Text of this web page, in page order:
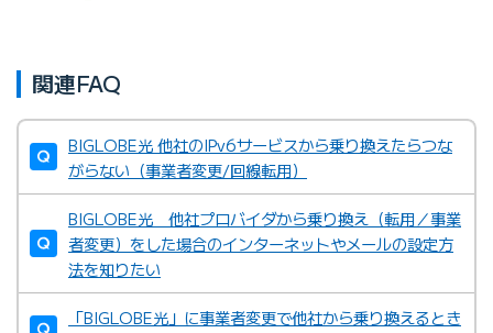
関連FAQ
BIGLOBE光 他社のIPv6サービスから乗り換えたらつな
がらない（事業者変更/回線転用）
BIGLOBE光 他社プロバイダから乗り換え（転用／事業
者変更）をした場合のインターネットやメールの設定方
法を知りたい
「BIGLOBE光」に事業者変更で他社から乗り換えるとき